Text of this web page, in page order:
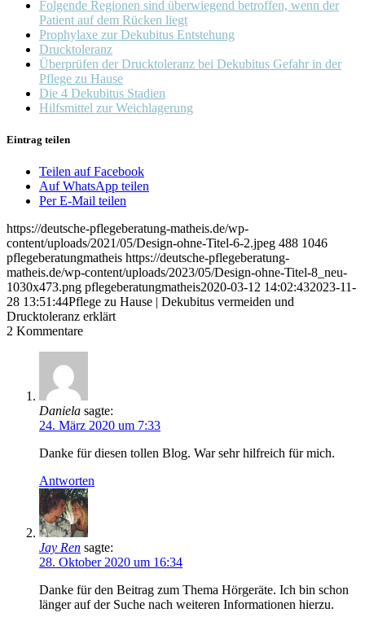
Folgende Regionen sind überwiegend betroffen, wenn der
Patient auf dem Rücken liegt
Prophylaxe zur Dekubitus Entstehung
Drucktoleranz
Überprüfen der Drucktoleranz bei Dekubitus Gefahr in der
Pflege zu Hause
Die 4 Dekubitus Stadien
Hilfsmittel zur Weichlagerung
Eintrag teilen
Teilen auf Facebook
Auf WhatsApp teilen
Per E-Mail teilen
https://deutsche-pflegeberatung-matheis.de/wp-
content/uploads/2021/05/Design-ohne-Titel-6-2.jpeg 488 1046
pflegeberatungmatheis https://deutsche-pflegeberatung-
matheis.de/wp-content/uploads/2023/05/Design-ohne-Titel-8_neu-
1030x473.png pflegeberatungmatheis2020-03-12 14:02:432023-11-
28 13:51:44Pflege zu Hause | Dekubitus vermeiden und
Drucktoleranz erklärt
2 Kommentare
Daniela sagte:
24. März 2020 um 7:33
Danke für diesen tollen Blog. War sehr hilfreich für mich.
Antworten
Jay Ren sagte:
28. Oktober 2020 um 16:34
Danke für den Beitrag zum Thema Hörgeräte. Ich bin schon
länger auf der Suche nach weiteren Informationen hierzu.